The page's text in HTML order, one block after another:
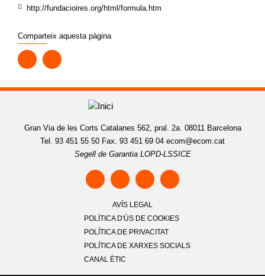
http://fundacioires.org/html/formula.htm
Comparteix aquesta pàgina
Gran Via de les Corts Catalanes 562, pral. 2a. 08011 Barcelona
Tel. 93 451 55 50 Fax. 93 451 69 04 ecom@ecom.cat
Segell de Garantia LOPD-LSSICE
AVÍS LEGAL
POLÍTICA D'ÚS DE COOKIES
POLÍTICA DE PRIVACITAT
POLÍTICA DE XARXES SOCIALS
CANAL ÈTIC